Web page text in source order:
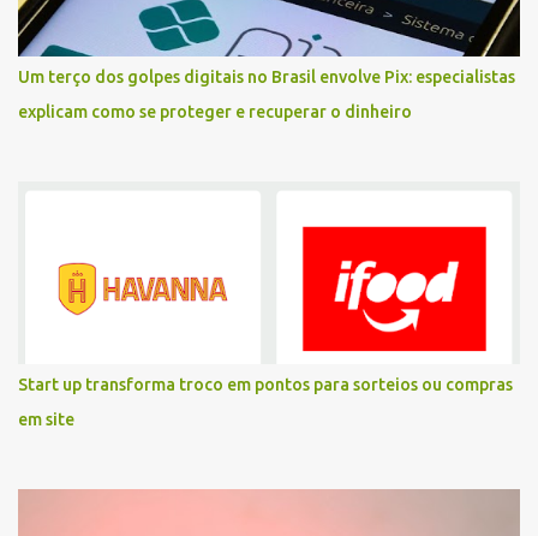
Um terço dos golpes digitais no Brasil envolve Pix: especialistas
explicam como se proteger e recuperar o dinheiro
Start up transforma troco em pontos para sorteios ou compras
em site